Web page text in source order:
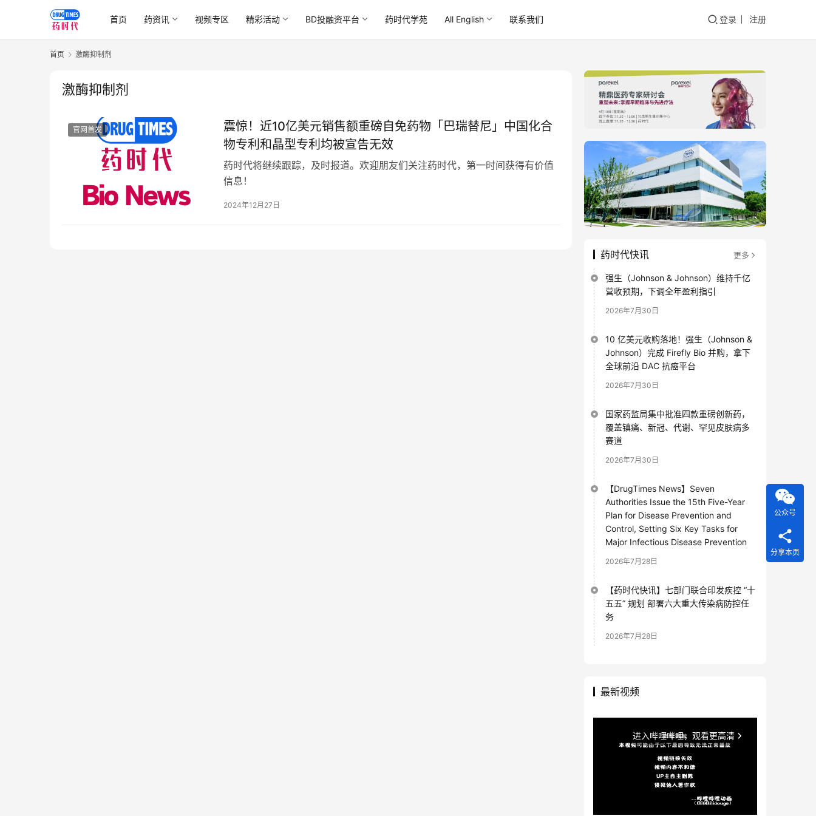
首页 药资讯 视频专区 精彩活动 BD投融资平台 药时代学苑 All English 联系我们 登录 注册
首页 激酶抑制剂
激酶抑制剂
官网首发
震惊！近10亿美元销售额重磅自免药物「巴瑞替尼」中国化合
物专利和晶型专利均被宣告无效
药时代将继续跟踪，及时报道。欢迎朋友们关注药时代，第一时间获得有价值
信息！
2024年12月27日
药时代快讯 更多
强生（Johnson & Johnson）维持千亿
营收预期，下调全年盈利指引
2026年7月30日
10 亿美元收购落地！强生（Johnson &
Johnson）完成 Firefly Bio 并购，拿下
全球前沿 DAC 抗癌平台
2026年7月30日
国家药监局集中批准四款重磅创新药，
覆盖镇痛、新冠、代谢、罕见皮肤病多
赛道
2026年7月30日
【DrugTimes News】Seven
Authorities Issue the 15th Five-Year
Plan for Disease Prevention and
Control, Setting Six Key Tasks for
Major Infectious Disease Prevention
2026年7月28日
【药时代快讯】七部门联合印发疾控 “十
五五” 规划 部署六大重大传染病防控任
务
2026年7月28日
最新视频
公众号
分享本页